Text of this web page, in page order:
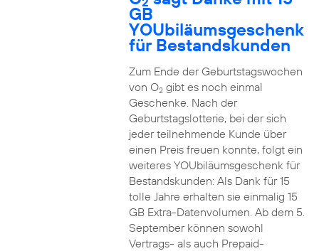
GB
YOUbiläumsgeschenk
für Bestandskunden
Zum Ende der Geburtstagswochen
von O2gibt es noch einmal
Geschenke. Nach der
Geburtstagslotterie, bei der sich
jeder teilnehmende Kunde über
einen Preis freuen konnte, folgt ein
weiteres YOUbiläumsgeschenk für
Bestandskunden: Als Dank für 15
tolle Jahre erhalten sie einmalig 15
GB Extra-Datenvolumen. Ab dem 5.
September können sowohl
Vertrags- als auch Prepaid-